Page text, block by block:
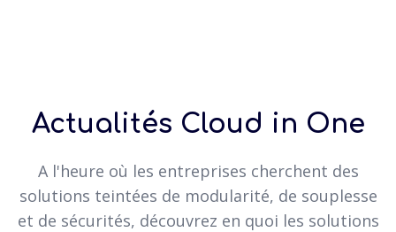
Actualités Cloud in One
A l'heure où les entreprises cherchent des
solutions teintées de modularité, de souplesse
et de sécurités, découvrez en quoi les solutions